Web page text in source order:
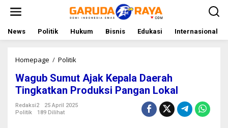
t
News Politik Hukum Bisnis Edukasi Internasional
Homepage / Politik
g
u
b
S
Wagub Sumut Ajak Kepala Daerah
Tingkatkan Produksi Pangan Lokal
Redaksi2
25 April 2025
Politik
189 Dilihat